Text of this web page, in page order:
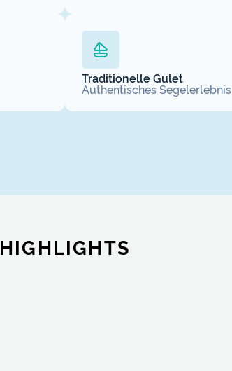
Traditionelle Gulet
Authentisches Segelerlebnis
HIGHLIGHTS